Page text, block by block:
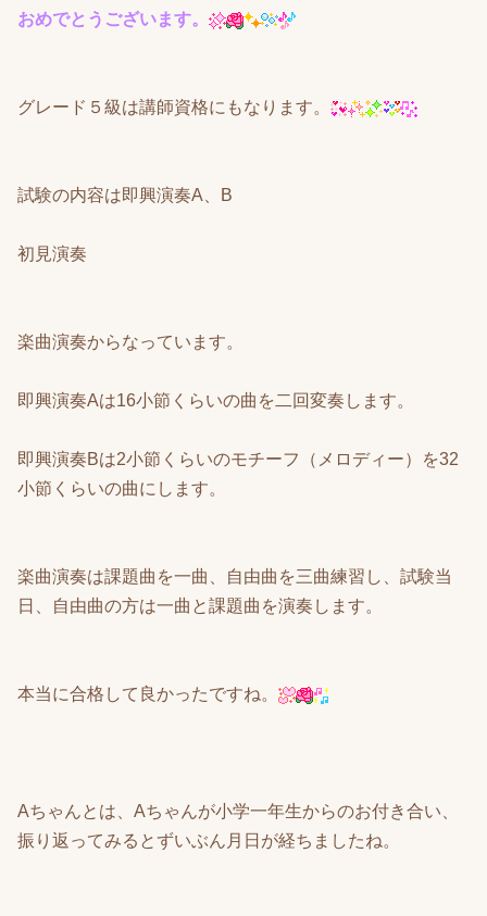
おめでとうございます。
グレード５級は講師資格にもなります。
試験の内容は即興演奏A、B
初見演奏
楽曲演奏からなっています。
即興演奏Aは16小節くらいの曲を二回変奏します。
即興演奏Bは2小節くらいのモチーフ（メロディー）を32
小節くらいの曲にします。
楽曲演奏は課題曲を一曲、自由曲を三曲練習し、試験当
日、自由曲の方は一曲と課題曲を演奏します。
本当に合格して良かったですね。
Aちゃんとは、Aちゃんが小学一年生からのお付き合い、
振り返ってみるとずいぶん月日が経ちましたね。